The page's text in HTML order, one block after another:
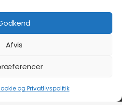
Afvis
og Privatlivspolitik
Studio Hendry Hamm